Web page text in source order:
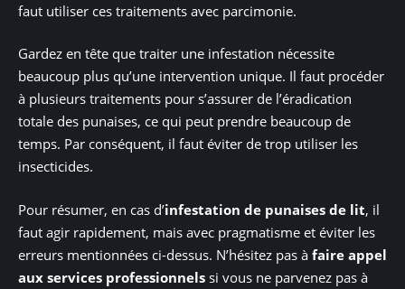
faut utiliser ces traitements avec parcimonie.
Gardez en tête que traiter une infestation nécessite
beaucoup plus qu’une intervention unique. Il faut procéder
à plusieurs traitements pour s’assurer de l’éradication
totale des punaises, ce qui peut prendre beaucoup de
temps. Par conséquent, il faut éviter de trop utiliser les
insecticides.
Pour résumer, en cas d’infestation de punaises de lit, il
faut agir rapidement, mais avec pragmatisme et éviter les
erreurs mentionnées ci-dessus. N’hésitez pas à faire appel
aux services professionnels si vous ne parvenez pas à